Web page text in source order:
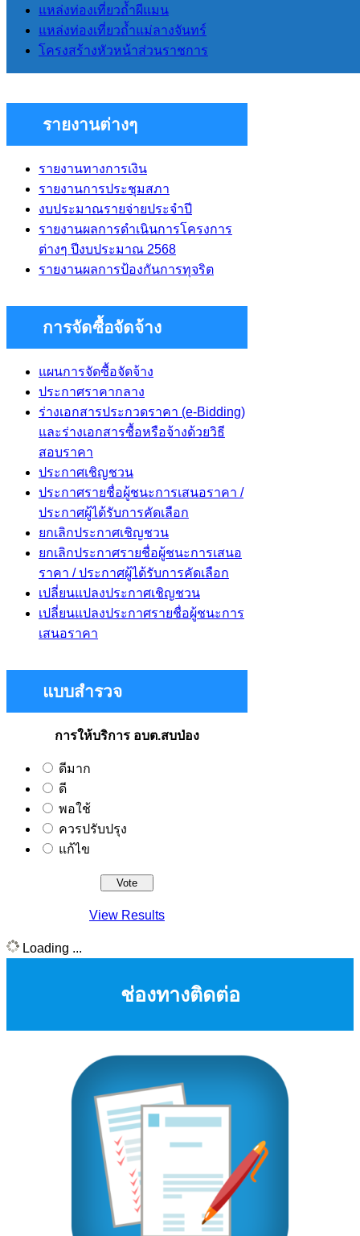
แหล่งท่องเที่ยวถ้ำผีแมน
แหล่งท่องเที่ยวถ้ำแม่ลางจันทร์
โครงสร้างหัวหน้าส่วนราชการ
บัญญัติ
รายงานต่างๆ
รายงานทางการเงิน
รายงานการประชุมสภา
งบประมาณรายจ่ายประจำปี
รายงานผลการดำเนินการโครงการ
ต่างๆ ปีงบประมาณ 2568
รายงานผลการป้องกันการทุจริต
การจัดซื้อจัดจ้าง
แผนการจัดซื้อจัดจ้าง
ประกาศราคากลาง
ร่างเอกสารประกวดราคา (e-Bidding)
และร่างเอกสารซื้อหรือจ้างด้วยวิธี
สอบราคา
ประกาศเชิญชวน
ประกาศรายชื่อผู้ชนะการเสนอราคา /
ประกาศผู้ได้รับการคัดเลือก
ยกเลิกประกาศเชิญชวน
ยกเลิกประกาศรายชื่อผู้ชนะการเสนอ
ราคา / ประกาศผู้ได้รับการคัดเลือก
เปลี่ยนแปลงประกาศเชิญชวน
เปลี่ยนแปลงประกาศรายชื่อผู้ชนะการ
เสนอราคา
แบบสำรวจ
การให้บริการ อบต.สบป่อง
ดีมาก
ดี
พอใช้
ควรปรับปรุง
แก้ไข
View Results
Loading ...
ช่องทางติดต่อ